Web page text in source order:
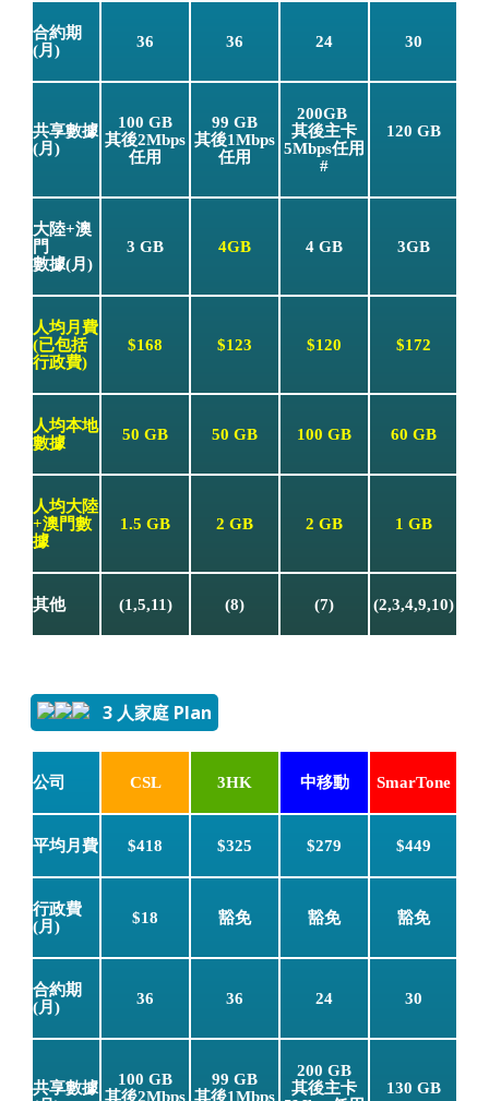
合約期
(月)
36 36 24 30
共享數據
(月)
100 GB
其後2Mbps
任用
99 GB
其後1Mbps
任用
200GB
其後主卡
5Mbps任用
#
120 GB
大陸+澳
門
數據(月)
3 GB 4GB 4 GB 3GB
人均月費
(已包括
行政費)
$168 $123 $120 $172
人均本地
數據
50 GB 50 GB 100 GB 60 GB
人均大陸
+澳門數
據
1.5 GB 2 GB 2 GB 1 GB
其他 (1,5,11) (8) (7) (2,3,4,9,10)
3 人家庭 Plan
公司 CSL 3HK 中移動 SmarTone
平均月費 $418 $325 $279 $449
行政費
(月)
$18 豁免 豁免 豁免
合約期
(月)
36 36 24 30
共享數據
100 GB
其後2Mbps
99 GB
其後1Mbps
200 GB
其後主卡
130 GB